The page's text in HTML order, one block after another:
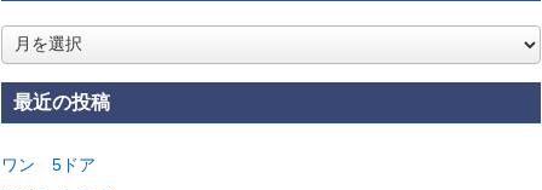
ア
ー
カ
イ最近の投稿
ワン 5ドア